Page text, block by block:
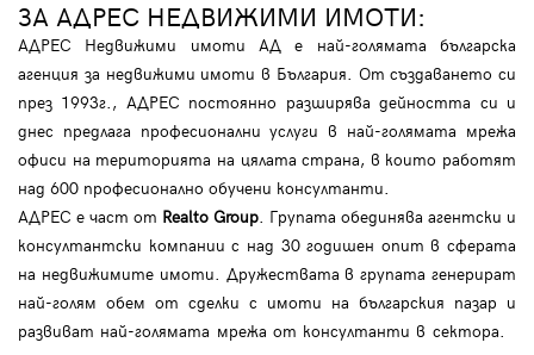
ЗА АДРЕС НЕДВИЖИМИ ИМОТИ:
АДРЕС Недвижими имоти АД е най-голямата българска
агенция за недвижими имоти в България. От създаването си
през 1993г., АДРЕС постоянно разширява дейността си и
днес предлага професионални услуги в най-голямата мрежа
офиси на територията на цялата страна, в които работят
над 600 професионално обучени консултанти.
АДРЕС е част от Realto Group . Групата обединява агентски и
консултантски компании с над 30 годишен опит в сферата
на недвижимите имоти. Дружествата в групата генерират
най-голям обем от сделки с имоти на българския пазар и
развиват най-голямата мрежа от консултанти в сектора.